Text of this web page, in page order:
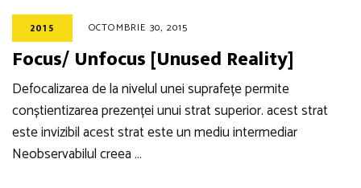
2015 OCTOMBRIE 30, 2015
Focus/ Unfocus [Unused Reality]
Defocalizarea de la nivelul unei suprafețe permite
conștientizarea prezenței unui strat superior. acest strat
este invizibil acest strat este un mediu intermediar
Neobservabilul creea …